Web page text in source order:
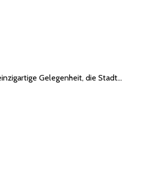
Gelegenheit, die Stadt…